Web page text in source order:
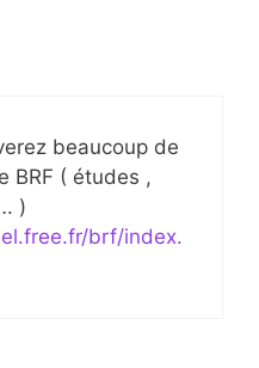
beaucoup de
BRF ( études ,
)
brf/index.